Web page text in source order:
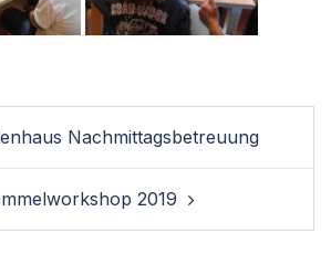
Nachmittagsbetreuung
2019